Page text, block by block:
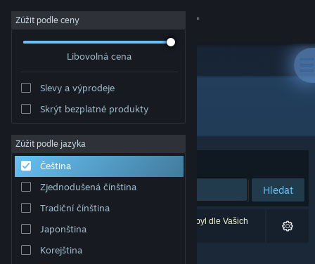
Přihlásit se
Komunita
Informace
Podpora
Změnit jazyk
Mobilní aplikace služby Steam
Zúžit podle ceny
Libovolná cena
Slevy a výprodeje
Skrýt bezplatné produkty
Zúžit podle jazyka
Čeština
Zjednodušená čínština
Tradiční čínština
Japonština
Korejština
Vývojář: Tupolev the Ascender
Seřadit podle
Hledat
Vašemu zadání odpovídá 0 výsledků. 1 produkt byl dle Vašich
předvoleb vyloučen z výsledků vyhledávání.